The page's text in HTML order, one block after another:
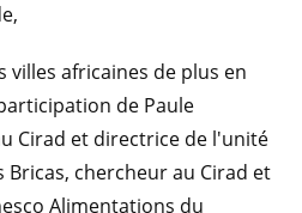
africaines de plus en
de Paule
Cirad et directrice de l'unité
Bricas, chercheur au Cirad et
Alimentations du